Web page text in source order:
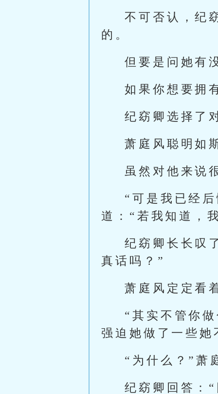
不可否认，纪
的。
但要是问她有
如果你想要拥
纪窈卿选择了
萧庭风聪明如
虽然对他来说
“可是我已经
道：“若我知道，
纪窈卿长长叹
真话吗？”
萧庭风定定看
“其实不管你
强迫她做了一些
“为什么？”萧
纪窈卿回答：